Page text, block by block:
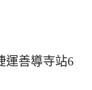
運善導寺站6